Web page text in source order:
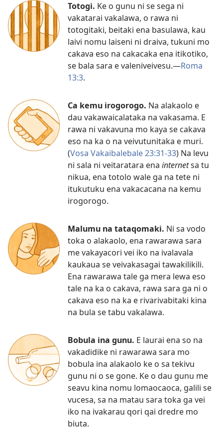
Totogi. Ke o gunu ni se sega ni
vakatarai vakalawa, o rawa ni
totogitaki, beitaki ena basulawa, kau
laivi nomu laiseni ni draiva, tukuni mo
cakava eso na cakacaka ena itikotiko,
se bala sara e valeniveivesu.​—Roma
13:3.
Ca kemu irogorogo. Na alakaolo e
dau vakawaicalataka na vakasama. E
rawa ni vakavuna mo kaya se cakava
eso na ka o na veivutunitaka e muri.
(Vosa Vakaibalebale 23:31-33) Na levu
ni sala ni veitaratara ena internetsa tu
nikua, ena totolo wale ga na tete ni
itukutuku ena vakacacana na kemu
irogorogo.
Malumu na tataqomaki. Ni sa vodo
toka o alakaolo, ena rawarawa sara
me vakayacori vei iko na ivalavala
kaukaua se veivakasagai tawakilikili.
Ena rawarawa tale ga mera lewa eso
tale na ka o cakava, rawa sara ga ni o
cakava eso na ka e rivarivabitaki kina
na bula se tabu vakalawa.
Bobula ina gunu. E laurai ena so na
vakadidike ni rawarawa sara mo
bobula ina alakaolo ke o sa tekivu
gunu ni o se gone. Ke o dau gunu me
seavu kina nomu lomaocaoca, galili se
vucesa, sa na matau sara toka ga vei
iko na ivakarau qori qai dredre mo
biuta.